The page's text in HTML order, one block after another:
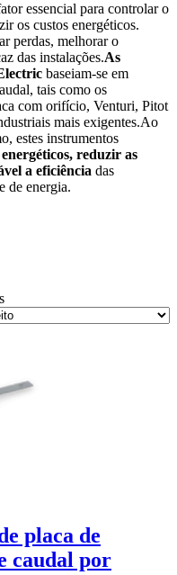
essencial para controlar o
os custos energéticos.
perdas, melhorar o
das instalações.As
baseiam-se em
tais como os
com orifício, Venturi, Pitot
mais exigentes.Ao
estes instrumentos
reduzir as
a eficiência das
de energia.
placa de
caudal por